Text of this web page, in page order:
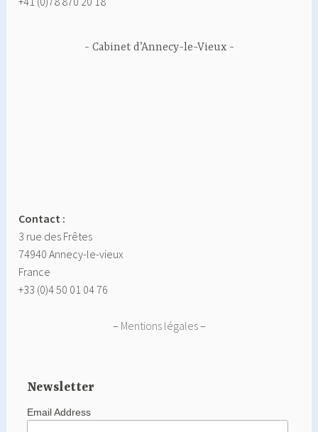
Cabinet d’Annecy-le-Vieux
Contact :
3 rue des Frêtes
74940 Annecy-le-vieux
France
+33 (0)4 50 01 04 76
– Mentions légales–
Newsletter
Email Address